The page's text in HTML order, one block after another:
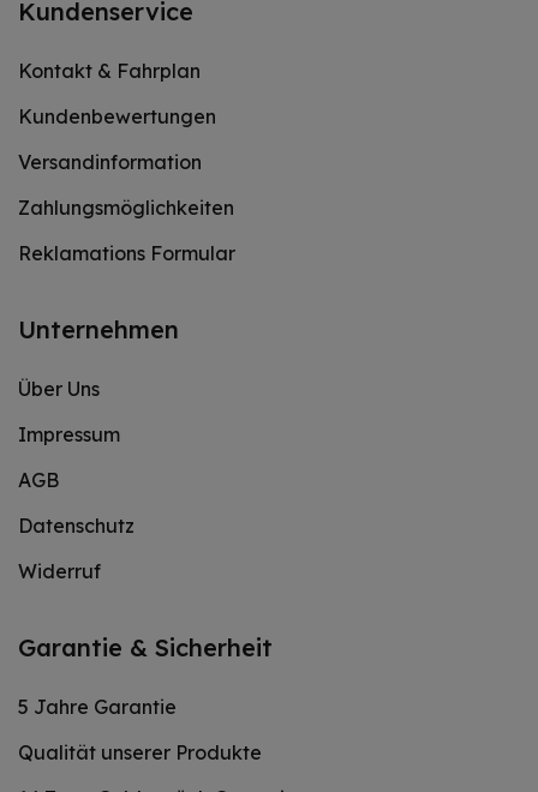
Kundenservice
Kontakt & Fahrplan
Kundenbewertungen
Versandinformation
Zahlungsmöglichkeiten
Reklamations Formular
Unternehmen
Über Uns
Impressum
AGB
Datenschutz
Widerruf
Garantie & Sicherheit
5 Jahre Garantie
Qualität unserer Produkte